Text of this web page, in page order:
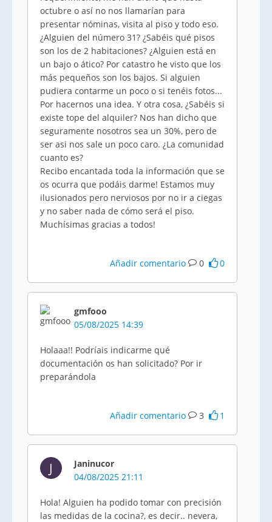
octubre o así no nos llamarían para
presentar nóminas, visita al piso y todo eso.
¿Alguien del número 31? ¿Sabéis qué pisos
son los de 2 habitaciones? ¿Alguien está en
un bajo o ático? Por catastro he visto que los
más pequeños son los bajos. Si alguien
pudiera contarme un poco o si tenéis fotos...
Por hacernos una idea. Y otra cosa, ¿Sabéis si
existe tope del alquiler? Nos han dicho que
seguramente nosotros sea un 30%, pero de
ser asi nos sale un poco caro. ¿La comunidad
cuanto es?
Recibo encantada toda la información que se
os ocurra que podáis darme! Estamos muy
ilusionados pero nerviosos por no ir a ciegas
y no saber nada de cómo será el piso.
Muchísimas gracias a todos!
Añadir comentario 0 0
gmfooo
05/08/2025 14:39
Holaaa!! Podríais indicarme qué
documentación os han solicitado? Por ir
preparándola
Añadir comentario 3 1
J
Janinucor
04/08/2025 21:11
Hola! Alguien ha podido tomar con precisión
las medidas de la cocina?, es decir.. nevera,